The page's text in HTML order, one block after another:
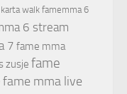
walkfamemma 6
6 stream
7 fame mma
zusje fame
fame mma live